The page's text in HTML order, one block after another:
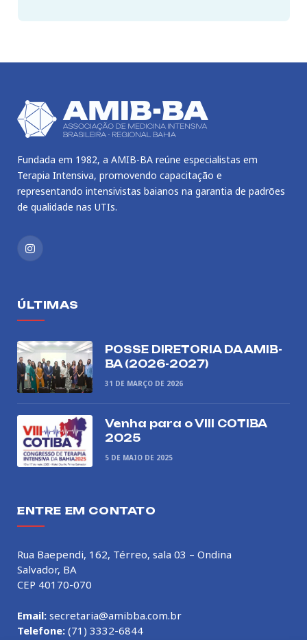
Fundada em 1982, a AMIB-BA reúne especialistas em
Terapia Intensiva, promovendo capacitação e
representando intensivistas baianos na garantia de padrões
de qualidade nas UTIs.
Instagram
ÚLTIMAS
POSSE DIRETORIA DA AMIB-
BA (2026-2027)
31 DE MARÇO DE 2026
Venha para o VIII COTIBA
2025
5 DE MAIO DE 2025
ENTRE EM CONTATO
Rua Baependi, 162, Térreo, sala 03 – Ondina
Salvador, BA
CEP 40170-070
Email: secretaria@amibba.com.br
Telefone: (71) 3332-6844